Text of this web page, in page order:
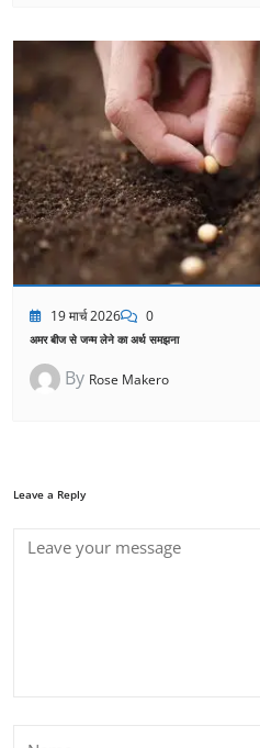
19 मार्च 2026 0
अमर बीज से जन्म लेने का अर्थ समझना
By Rose Makero
Leave a Reply